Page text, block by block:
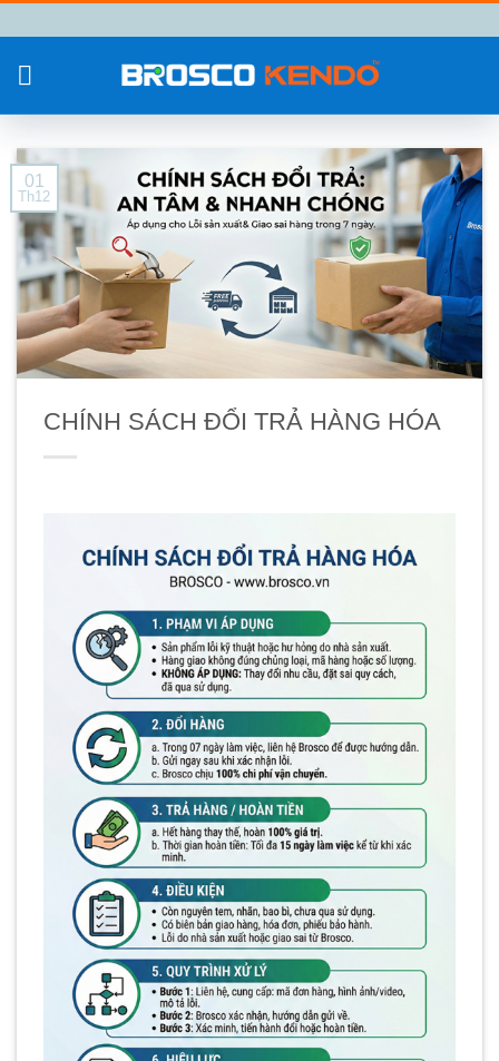
đến
nội
01
Th12
CHÍNH SÁCH ĐỔI TRẢ HÀNG HÓA